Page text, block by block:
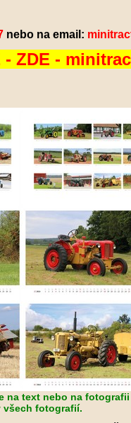
nebo na email:
ZDE -
text nebo na
všech fotografií.